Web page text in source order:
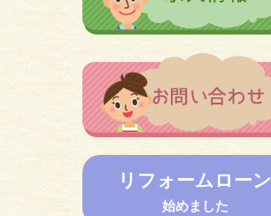
リフォームローン
始めました